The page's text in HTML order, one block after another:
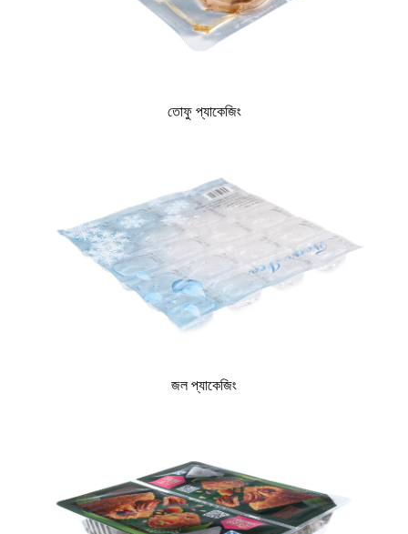
তোফু প্যাকেজিং
জল প্যাকেজিং